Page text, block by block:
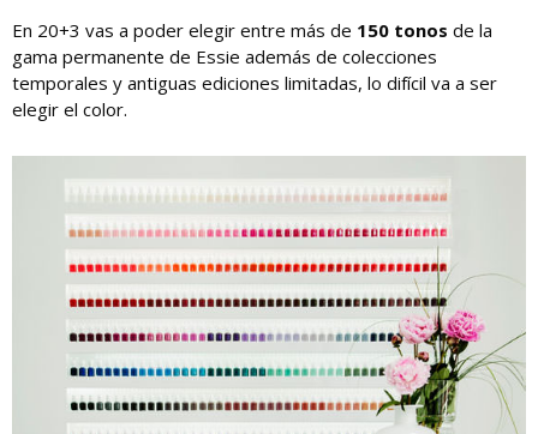
En 20+3 vas a poder elegir entre más de 150 tonos de la
gama permanente de Essie además de colecciones
temporales y antiguas ediciones limitadas, lo difícil va a ser
elegir el color.